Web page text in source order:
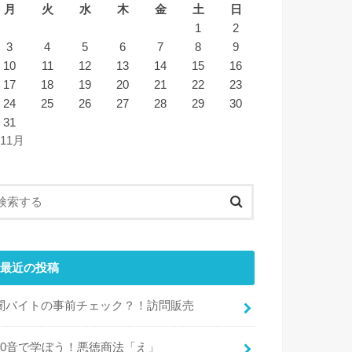
月 火 水 木 金 土
日
1
2
3
4 5 6 7 8
9
10
11 12 13 14 15
16
17
18 19 20 21 22
23
24
25 26 27 28 29
30
31
月
最近の投稿
バイトの事前チェック？！訪問販売
音で学ぼう！悪徳商法「え」